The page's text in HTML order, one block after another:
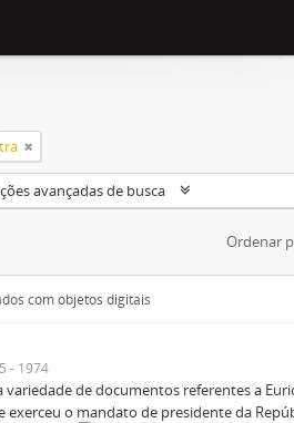
avançadas de busca
Ordenar
com objetos digitais
- 1974
de documentos referentes a
o mandato de presidente da